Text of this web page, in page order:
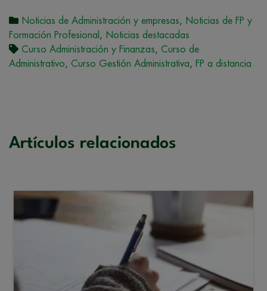
Noticias de Administración y empresas, Noticias de FP y
Formación Profesional , Noticias destacadas
Curso Administración y Finanzas, Curso de
Administrativo, Curso Gestión Administrativa, FP a distancia
Artículos relacionados